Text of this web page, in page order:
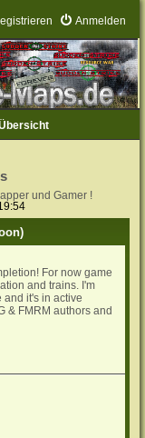
Anmelden
und Gamer !
For now game
and trains. I'm
and it's in active
& FMRM authors and